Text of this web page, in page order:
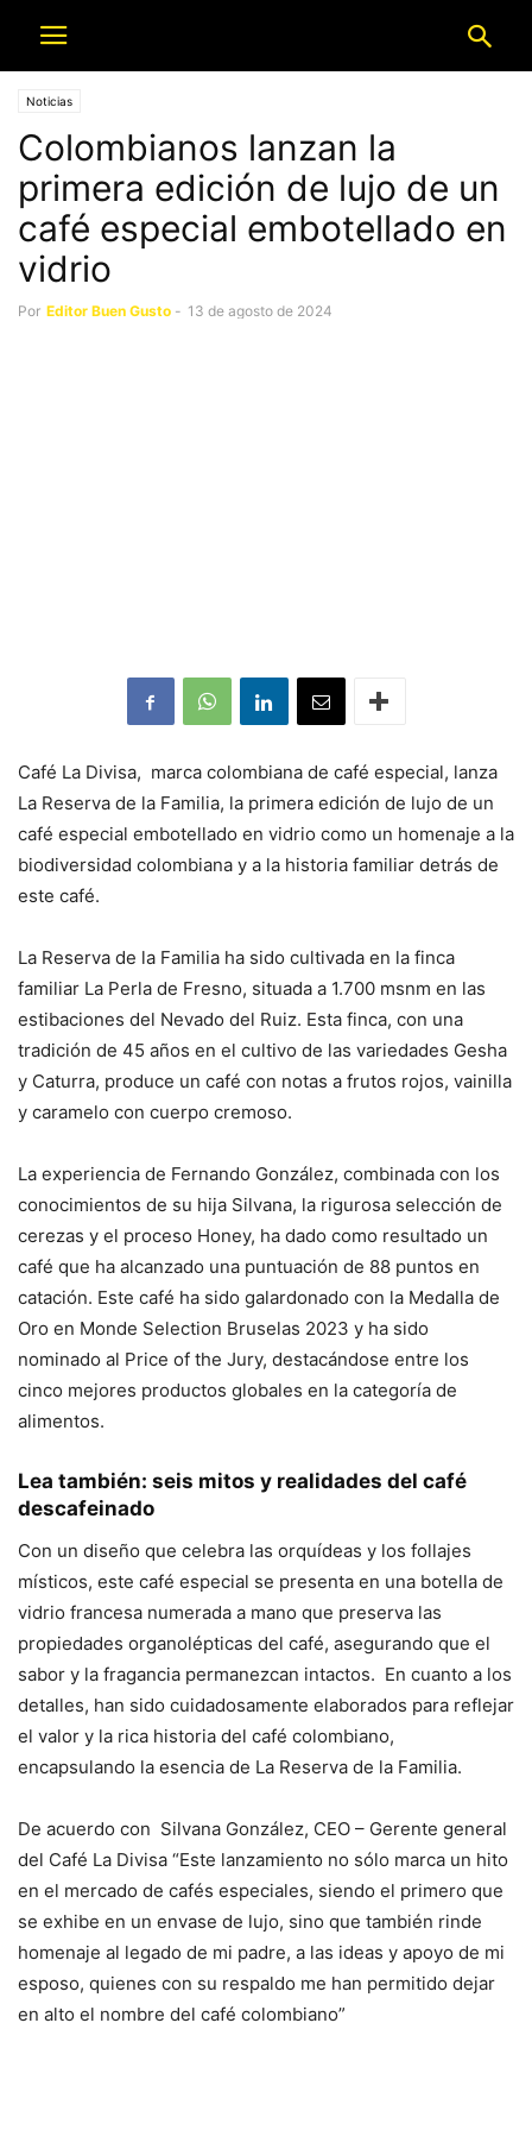
Noticias
Colombianos lanzan la
primera edición de lujo de un
café especial embotellado en
vidrio
Por Editor Buen Gusto - 13 de agosto de 2024
Café La Divisa, marca colombiana de café especial, lanza
La Reserva de la Familia, la primera edición de lujo de un
café especial embotellado en vidrio como un homenaje a la
biodiversidad colombiana y a la historia familiar detrás de
este café.
La Reserva de la Familia ha sido cultivada en la finca
familiar La Perla de Fresno, situada a 1.700 msnm en las
estibaciones del Nevado del Ruiz. Esta finca, con una
tradición de 45 años en el cultivo de las variedades Gesha
y Caturra, produce un café con notas a frutos rojos, vainilla
y caramelo con cuerpo cremoso.
La experiencia de Fernando González, combinada con los
conocimientos de su hija Silvana, la rigurosa selección de
cerezas y el proceso Honey, ha dado como resultado un
café que ha alcanzado una puntuación de 88 puntos en
catación. Este café ha sido galardonado con la Medalla de
Oro en Monde Selection Bruselas 2023 y ha sido
nominado al Price of the Jury, destacándose entre los
cinco mejores productos globales en la categoría de
alimentos.
Lea también: seis mitos y realidades del café
descafeinado
Con un diseño que celebra las orquídeas y los follajes
místicos, este café especial se presenta en una botella de
vidrio francesa numerada a mano que preserva las
propiedades organolépticas del café, asegurando que el
sabor y la fragancia permanezcan intactos. En cuanto a los
detalles, han sido cuidadosamente elaborados para reflejar
el valor y la rica historia del café colombiano,
encapsulando la esencia de La Reserva de la Familia.
De acuerdo con Silvana González, CEO – Gerente general
del Café La Divisa “Este lanzamiento no sólo marca un hito
en el mercado de cafés especiales, siendo el primero que
se exhibe en un envase de lujo, sino que también rinde
homenaje al legado de mi padre, a las ideas y apoyo de mi
esposo, quienes con su respaldo me han permitido dejar
en alto el nombre del café colombiano”